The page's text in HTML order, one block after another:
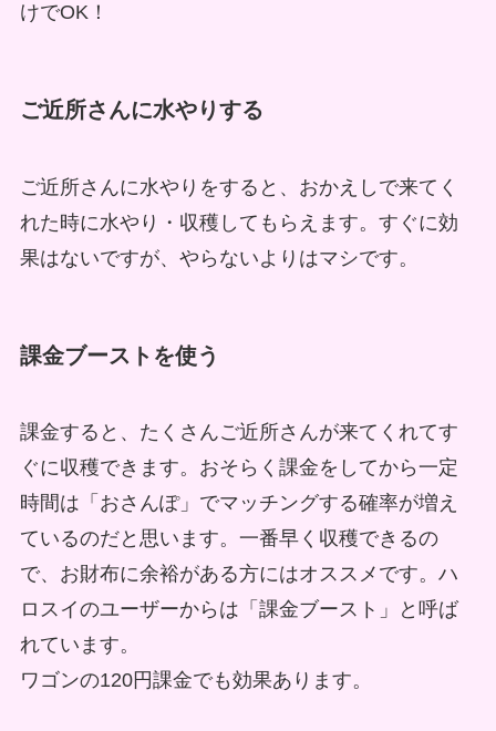
けでOK！
ご近所さんに水やりする
ご近所さんに水やりをすると、おかえしで来てく
れた時に水やり・収穫してもらえます。すぐに効
果はないですが、やらないよりはマシです。
課金ブーストを使う
課金すると、たくさんご近所さんが来てくれてす
ぐに収穫できます。おそらく課金をしてから一定
時間は「おさんぽ」でマッチングする確率が増え
ているのだと思います。 一番早く収穫できるの
で、お財布に余裕がある方にはオススメです。 ハ
ロスイのユーザーからは「課金ブースト」と呼ば
れています。
ワゴンの120円課金でも効果あります。